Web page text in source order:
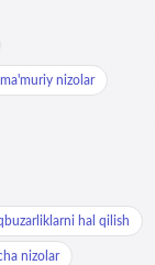
nizolar
hal qilish
nizolar